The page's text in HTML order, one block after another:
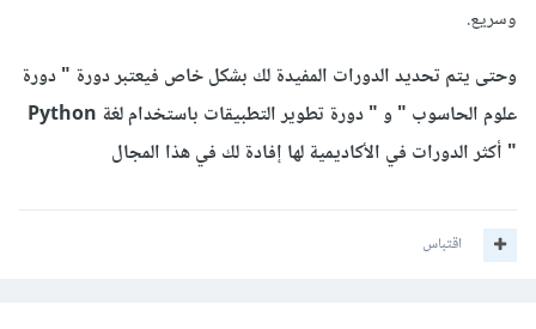
وسريع.
وحتى يتم تحديد الدورات المفيدة لك بشكل خاص فيعتبر دورة " دورة
علوم الحاسوب " و " دورة تطوير التطبيقات باستخدام لغة Python
" أكثر الدورات في الأكاديمية لها إفادة لك في هذا المجال
اقتباس